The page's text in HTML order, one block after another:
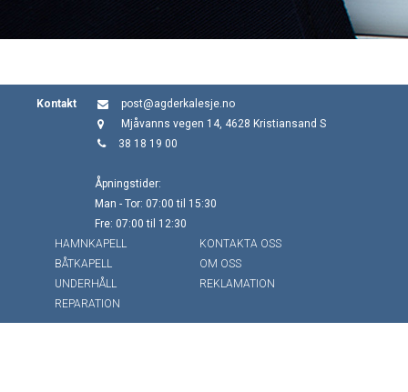
Kontakt
post@agderkalesje.no
Mjåvanns vegen 14, 4628 Kristiansand S
38 18 19 00
Åpningstider:
Man - Tor: 07:00 til 15:30
Fre: 07:00 til 12:30
HAMNKAPELL
BÅTKAPELL
UNDERHÅLL
REPARATION
KONTAKTA OSS
OM OSS
REKLAMATION